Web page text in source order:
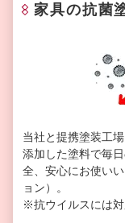
家具の抗菌
当社と提携塗装工
添加した塗料で毎
全、安心にお使い
ョン）。
※抗ウイルスには対